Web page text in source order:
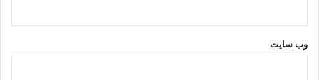
ج
م
ع‌
وب‌ سایت